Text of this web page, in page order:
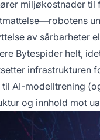
miljøkostnader
av sårbarheter
Bytespider helt,
infrastrukturen
AI-modelltrening
og innhold mot